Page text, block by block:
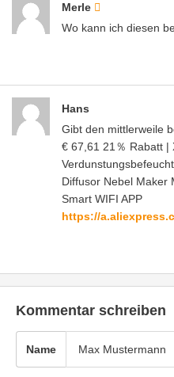
Merle
Wo kann ich diesen
Hans
Gibt den mittlerweile
€ 67,61 21％ Rabatt |
Diffusor Nebel Maker
Smart WIFI APP
https://
Kommentar schreiben
Name